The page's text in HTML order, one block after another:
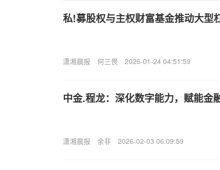
私!募股权与主权财富基金推动大型
潇湘晨报 何三畏 2026-01-24 04:51:59
中金.程龙：深化数字能力，赋能金
潇湘晨报 余非 2026-02-03 06:09:59